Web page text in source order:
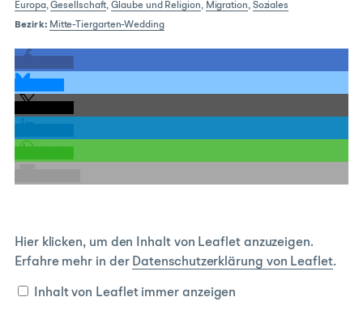
Europa,Gesellschaft,Glaube und Religion, Migration, Soziales
Bezirk: Mitte-Tiergarten-Wedding
Inhalt
von
anzeigen
Hier klicken, um den Inhalt von Leaflet anzuzeigen.
Erfahre mehr in der Datenschutzerklärung von Leaflet.
Inhalt von Leaflet immer anzeigen